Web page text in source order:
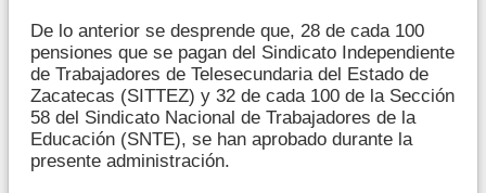
De lo anterior se desprende que, 28 de cada 100
pensiones que se pagan del Sindicato Independiente
de Trabajadores de Telesecundaria del Estado de
Zacatecas (SITTEZ) y 32 de cada 100 de la Sección
58 del Sindicato Nacional de Trabajadores de la
Educación (SNTE), se han aprobado durante la
presente administración.